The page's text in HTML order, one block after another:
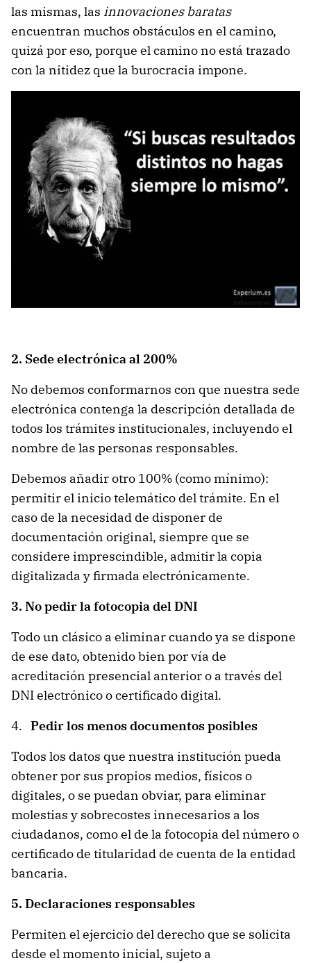
las mismas, las innovaciones baratas
encuentran muchos obstáculos en el camino,
quizá por eso, porque el camino no está trazado
con la nitidez que la burocracia impone.
2. Sede electrónica al 200%
No debemos conformarnos con que nuestra sede
electrónica contenga la descripción detallada de
todos los trámites institucionales, incluyendo el
nombre de las personas responsables.
Debemos añadir otro 100% (como mínimo):
permitir el inicio telemático del trámite. En el
caso de la necesidad de disponer de
documentación original, siempre que se
considere imprescindible, admitir la copia
digitalizada y firmada electrónicamente.
3. No pedir la fotocopia del DNI
Todo un clásico a eliminar cuando ya se dispone
de ese dato, obtenido bien por vía de
acreditación presencial anterior o a través del
DNI electrónico o certificado digital.
4. Pedir los menos documentos posibles
Todos los datos que nuestra institución pueda
obtener por sus propios medios, físicos o
digitales, o se puedan obviar, para eliminar
molestias y sobrecostes innecesarios a los
ciudadanos, como el de la fotocopia del número o
certificado de titularidad de cuenta de la entidad
bancaria.
5. Declaraciones responsables
Permiten el ejercicio del derecho que se solicita
desde el momento inicial, sujeto a